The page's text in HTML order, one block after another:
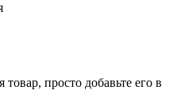
просто добавьте его в